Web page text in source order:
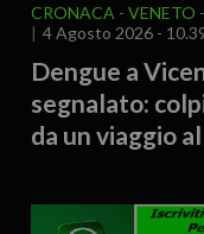
CRONACA VENETO
4 Agosto 2026 -
Dengue a
segnalato:
da un viaggio